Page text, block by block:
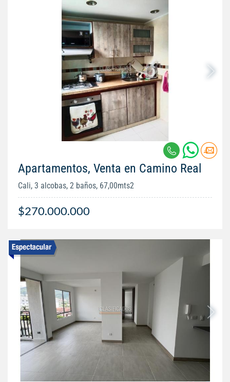
Apartamentos, Venta en Camino Real
Cali, 3 alcobas, 2 baños, 67,00mts2
$270.000.000